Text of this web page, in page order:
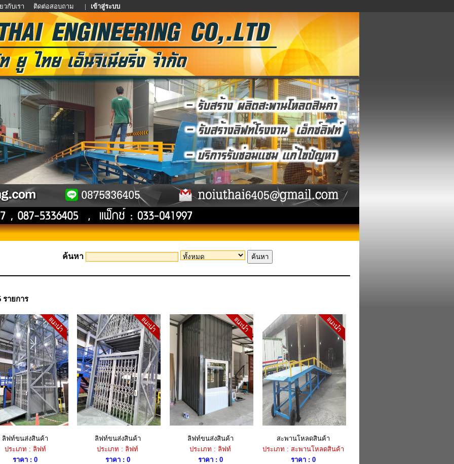
วกับเรา ติดต่อสอบถาม | เข้าสู่ระบบ
ค้นหา
รายการ
ลิฟท์ขนส่งสินค้า
ประเภท : ลิฟท์
ราคา : 0
ลิฟท์ขนส่งสินค้า
ประเภท : ลิฟท์
ราคา : 0
ลิฟท์ขนส่งสินค้า
ประเภท : ลิฟท์
ราคา : 0
สะพานโหลดสินค้า
ประเภท : สะพานโหลดสินค้า
ราคา : 0